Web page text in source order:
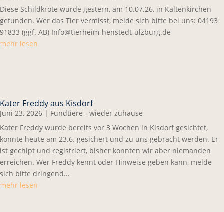
Diese Schildkröte wurde gestern, am 10.07.26, in Kaltenkirchen
gefunden. Wer das Tier vermisst, melde sich bitte bei uns: 04193
91833 (ggf. AB) Info@tierheim-henstedt-ulzburg.de
mehr lesen
Kater Freddy aus Kisdorf
Juni 23, 2026 | Fundtiere - wieder zuhause
Kater Freddy wurde bereits vor 3 Wochen in Kisdorf gesichtet,
konnte heute am 23.6. gesichert und zu uns gebracht werden. Er
ist gechipt und registriert, bisher konnten wir aber niemanden
erreichen. Wer Freddy kennt oder Hinweise geben kann, melde
sich bitte dringend...
mehr lesen